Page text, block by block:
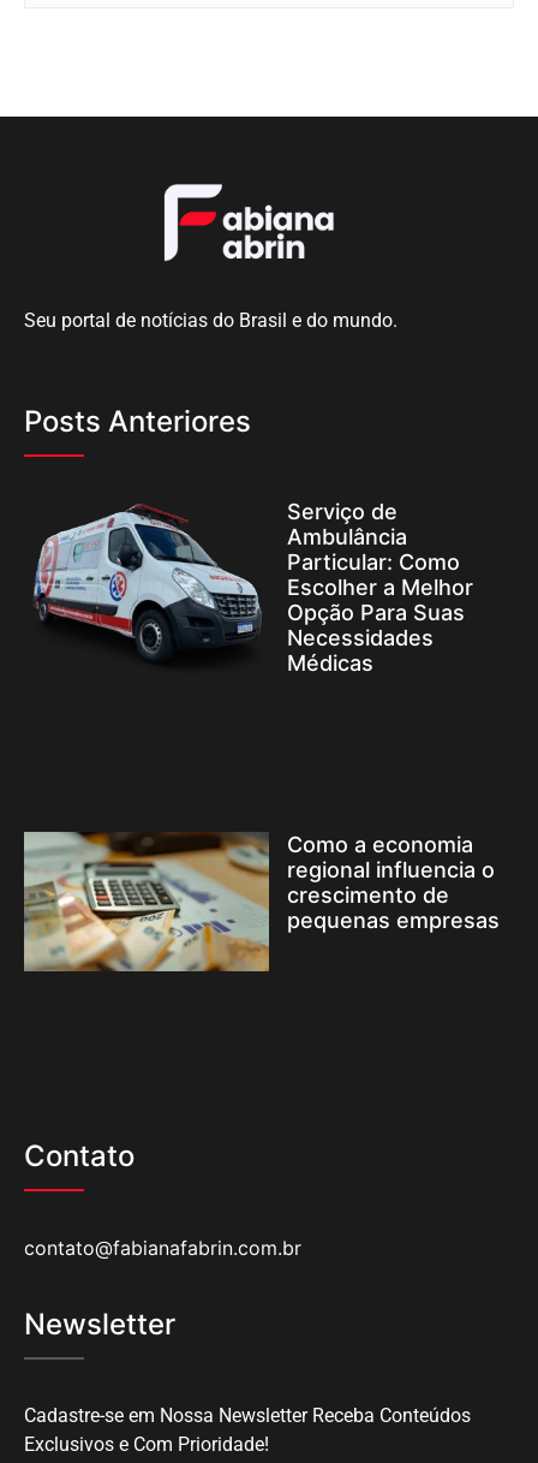
Seu portal de notícias do Brasil e do mundo.
Posts Anteriores
Serviço de
Ambulância
Particular: Como
Escolher a Melhor
Opção Para Suas
Necessidades
Médicas
Como a economia
regional influencia o
crescimento de
pequenas empresas
Contato
contato@fabianafabrin.com.br
Newsletter
Cadastre-se em Nossa Newsletter Receba Conteúdos
Exclusivos e Com Prioridade!